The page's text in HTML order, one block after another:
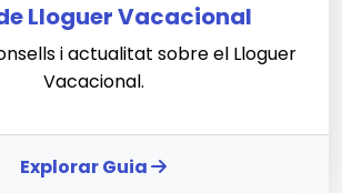
Lloguer Vacacional
i actualitat sobre el Lloguer
Vacacional.
Explorar Guia